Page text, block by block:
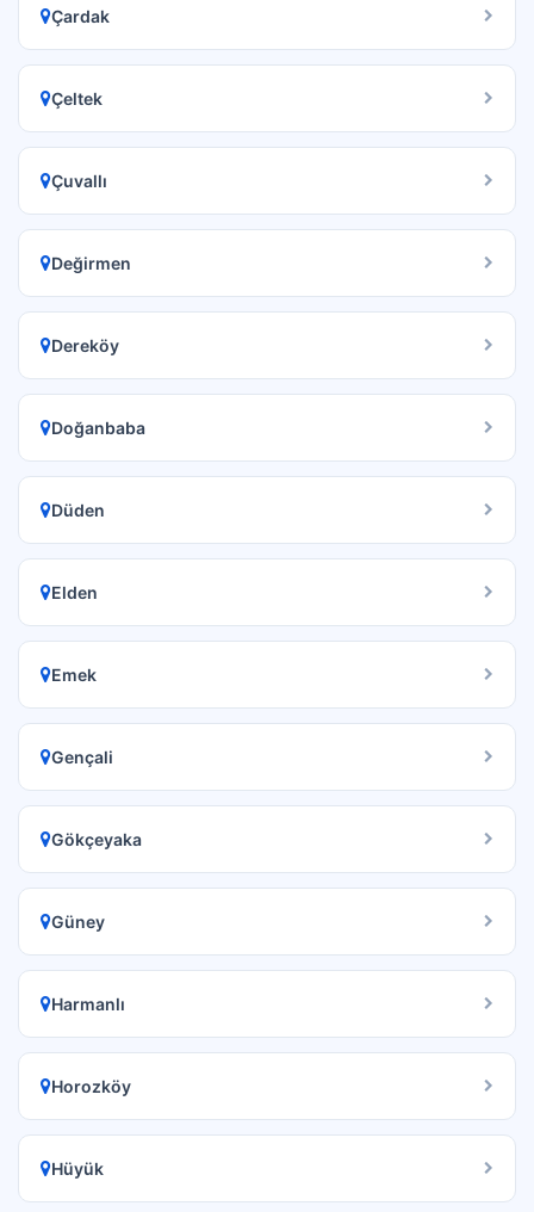
Çardak
Çeltek
Çuvallı
Değirmen
Dereköy
Doğanbaba
Düden
Elden
Emek
Gençali
Gökçeyaka
Güney
Harmanlı
Horozköy
Hüyük